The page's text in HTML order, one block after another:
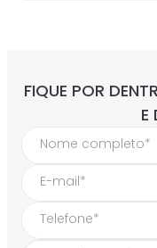
FIQUE POR
E